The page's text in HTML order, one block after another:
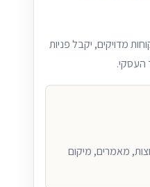
מדויקים, יקבל פניות
העסקי.
מאמרים, מיקום